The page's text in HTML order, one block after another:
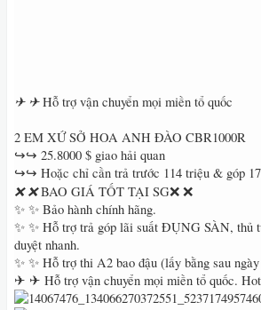
✈ ✈Hỗ trợ vận chuyển mọi miền tổ quốc
2 EM XỨ SỞ HOA ANH ĐÀO CBR1000R
↪↪ 25.8000 $ giao hải quan
↪↪ Hoặc chỉ cần trả trước 114 triệu & góp
❌ ❌BAO GIÁ TỐT TẠI SG❌ ❌
✨ ✨ Bảo hành chính hãng.
✨ ✨ Hỗ trợ trả góp lãi suất ĐỤNG SÀN, thủ
duyệt nhanh.
✨ ✨ Hỗ trợ thi A2 bao đậu (lấy bằng sau
✈ ✈ Hỗ trợ vận chuyển mọi miền tổ quốc.